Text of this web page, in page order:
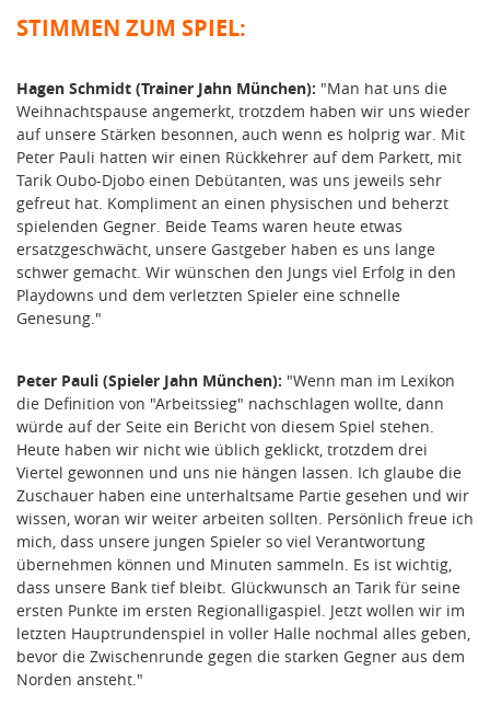
STIMMEN ZUM SPIEL:
Hagen Schmidt (Trainer Jahn München): "Man hat uns die
Weihnachtspause angemerkt, trotzdem haben wir uns wieder
auf unsere Stärken besonnen, auch wenn es holprig war. Mit
Peter Pauli hatten wir einen Rückkehrer auf dem Parkett, mit
Tarik Oubo-Djobo einen Debütanten, was uns jeweils sehr
gefreut hat. Kompliment an einen physischen und beherzt
spielenden Gegner. Beide Teams waren heute etwas
ersatzgeschwächt, unsere Gastgeber haben es uns lange
schwer gemacht. Wir wünschen den Jungs viel Erfolg in den
Playdowns und dem verletzten Spieler eine schnelle
Genesung."
Peter Pauli (Spieler Jahn München): "Wenn man im Lexikon
die Definition von "Arbeitssieg" nachschlagen wollte, dann
würde auf der Seite ein Bericht von diesem Spiel stehen.
Heute haben wir nicht wie üblich geklickt, trotzdem drei
Viertel gewonnen und uns nie hängen lassen. Ich glaube die
Zuschauer haben eine unterhaltsame Partie gesehen und wir
wissen, woran wir weiter arbeiten sollten. Persönlich freue ich
mich, dass unsere jungen Spieler so viel Verantwortung
übernehmen können und Minuten sammeln. Es ist wichtig,
dass unsere Bank tief bleibt. Glückwunsch an Tarik für seine
ersten Punkte im ersten Regionalligaspiel. Jetzt wollen wir im
letzten Hauptrundenspiel in voller Halle nochmal alles geben,
bevor die Zwischenrunde gegen die starken Gegner aus dem
Norden ansteht."